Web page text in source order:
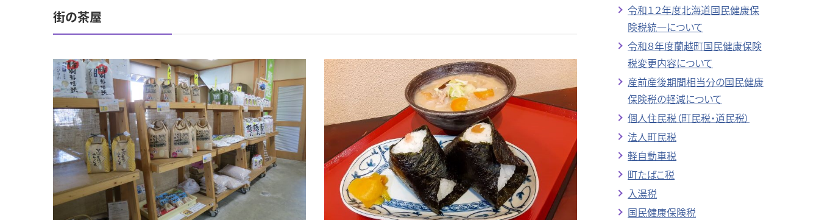
街の茶屋
令和１２年度北海道国民健康保
険税統一について
令和８年度蘭越町国民健康保険
税変更内容について
産前産後期間相当分の国民健康
保険税の軽減について
個人住民税（町民税・道民税）
法人町民税
軽自動車税
町たばこ税
入湯税
国民健康保険税